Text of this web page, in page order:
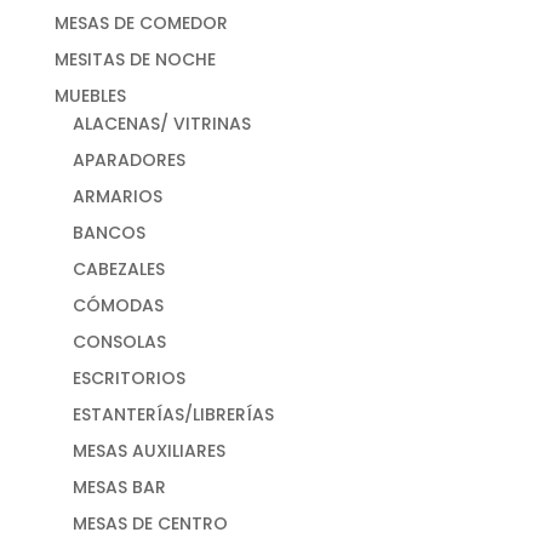
MESAS DE COMEDOR
MESITAS DE NOCHE
MUEBLES
ALACENAS/ VITRINAS
APARADORES
ARMARIOS
BANCOS
CABEZALES
CÓMODAS
CONSOLAS
ESCRITORIOS
ESTANTERÍAS/LIBRERÍAS
MESAS AUXILIARES
MESAS BAR
MESAS DE CENTRO